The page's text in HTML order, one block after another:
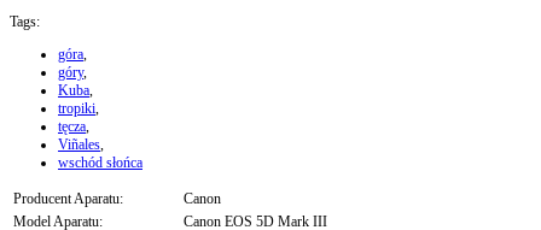
Tags:
góra,
góry,
Kuba,
tropiki,
tęcza,
Viñales,
wschód słońca
Producent Aparatu:
Canon
Model Aparatu:
Canon EOS 5D Mark III